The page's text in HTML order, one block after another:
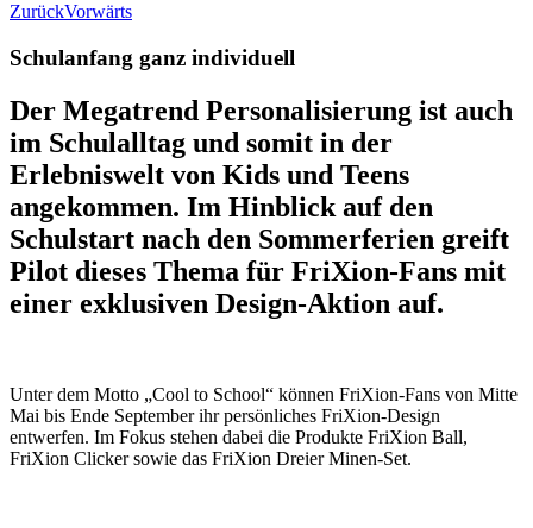
ZurückVorwärts
Schulanfang ganz individuell
Der Megatrend Personalisierung ist auch
im Schulalltag und somit in der
Erlebniswelt von Kids und Teens
angekommen. Im Hinblick auf den
Schulstart nach den Sommerferien greift
Pilot dieses Thema für FriXion-Fans mit
einer exklusiven Design-Aktion auf.
Unter dem Motto „Cool to School“ können FriXion-Fans von Mitte
Mai bis Ende September ihr persönliches FriXion-Design
entwerfen. Im Fokus stehen dabei die Produkte FriXion Ball,
FriXion Clicker sowie das FriXion Dreier Minen-Set.